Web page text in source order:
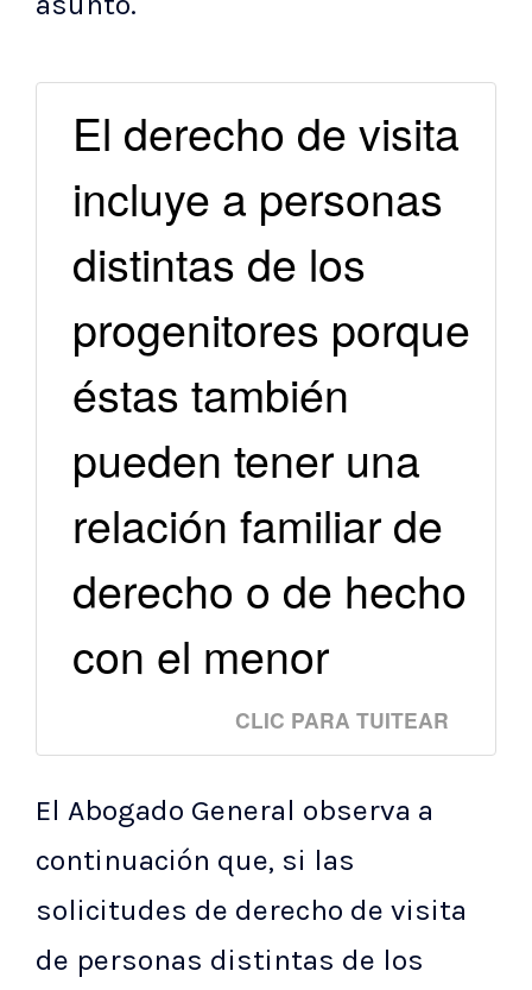
El derecho de visita
incluye a personas
distintas de los
progenitores porque
éstas también
pueden tener una
relación familiar de
derecho o de hecho
con el menor
CLIC PARA TUITEAR
El Abogado General observa a
continuación que, si las
solicitudes de derecho de visita
de personas distintas de los